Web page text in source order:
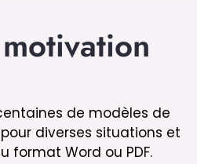
de modèles de
diverses situations et
format Word ou PDF.